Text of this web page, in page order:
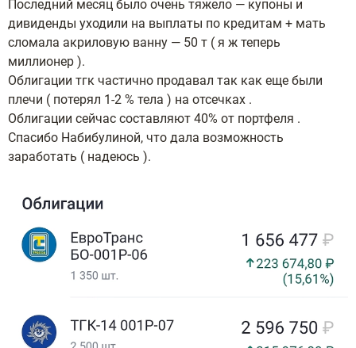
Последний месяц было очень тяжело — купоны и
дивиденды уходили на выплаты по кредитам + мать
сломала акриловую ванну — 50 т ( я ж теперь
миллионер ).
Облигации тгк частично продавал так как еще были
плечи ( потерял 1-2 % тела ) на отсечках .
Облигации сейчас составляют 40% от портфеля .
Спасибо Набибулиной, что дала возможность
заработать ( надеюсь ).